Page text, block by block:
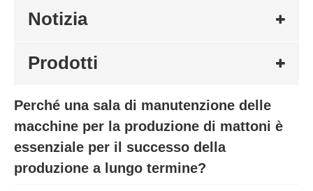
Notizia
Prodotti
Perché una sala di manutenzione delle
macchine per la produzione di mattoni è
essenziale per il successo della
produzione a lungo termine?